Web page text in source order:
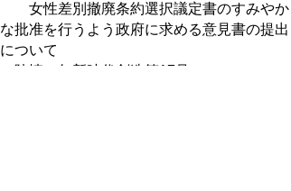
女性差別撤廃条約選択議定書のすみやか
な批准を行うよう政府に求める意見書の提出
について
陳情５年新時代創造第17号